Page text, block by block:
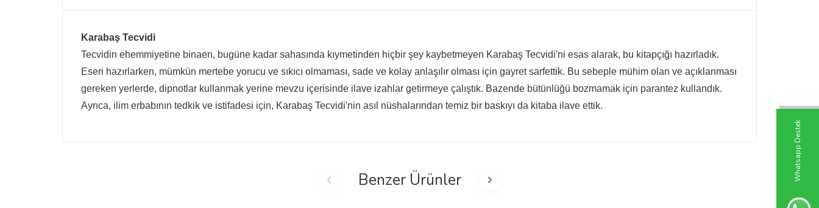
W
h
t
s
a
p
p
D
e
s
t
e
k
H
a
t
t
Karabaş Tecvidi
Tecvidin ehemmiyetine binaen, bugüne kadar sahasında kıymetinden hiçbir şey kaybetmeyen Karabaş Tecvidi'ni esas alarak, bu kitapçığı hazırladık.
Eseri hazırlarken, mümkün mertebe yorucu ve sıkıcı olmaması, sade ve kolay anlaşılır olması için gayret sarfettik. Bu sebeple mühim olan ve açıklanması
gereken yerlerde, dipnotlar kullanmak yerine mevzu içerisinde ilave izahlar getirmeye çalıştık. Bazende bütünlüğü bozmamak için parantez kullandık.
Ayrıca, ilim erbabının tedkik ve istifadesi için, Karabaş Tecvidi'nin asıl nüshalarından temiz bir baskıyı da kitaba ilave ettik.
Benzer Ürünler